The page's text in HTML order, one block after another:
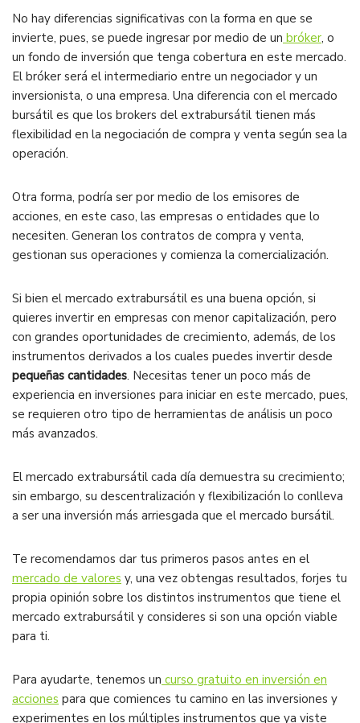
No hay diferencias significativas con la forma en que se
invierte, pues, se puede ingresar por medio de un bróker, o
un fondo de inversión que tenga cobertura en este mercado.
El bróker será el intermediario entre un negociador y un
inversionista, o una empresa. Una diferencia con el mercado
bursátil es que los brokers del extrabursátil tienen más
flexibilidad en la negociación de compra y venta según sea la
operación.
Otra forma, podría ser por medio de los emisores de
acciones, en este caso, las empresas o entidades que lo
necesiten. Generan los contratos de compra y venta,
gestionan sus operaciones y comienza la comercialización.
Si bien el mercado extrabursátil es una buena opción, si
quieres invertir en empresas con menor capitalización, pero
con grandes oportunidades de crecimiento, además, de los
instrumentos derivados a los cuales puedes invertir desde
pequeñas cantidades. Necesitas tener un poco más de
experiencia en inversiones para iniciar en este mercado, pues,
se requieren otro tipo de herramientas de análisis un poco
más avanzados.
El mercado extrabursátil cada día demuestra su crecimiento;
sin embargo, su descentralización y flexibilización lo conlleva
a ser una inversión más arriesgada que el mercado bursátil.
Te recomendamos dar tus primeros pasos antes en el
mercado de valores y, una vez obtengas resultados, forjes tu
propia opinión sobre los distintos instrumentos que tiene el
mercado extrabursátil y consideres si son una opción viable
para ti.
Para ayudarte, tenemos un curso gratuito en inversión en
acciones para que comiences tu camino en las inversiones y
experimentes en los múltiples instrumentos que ya viste